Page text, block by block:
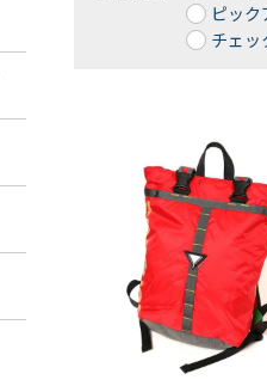
ピッ
チェッ